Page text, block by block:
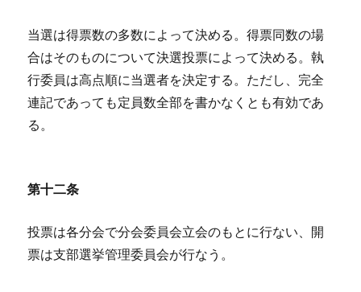
当選は得票数の多数によって決める。得票同数の場
合はそのものについて決選投票によって決める。執
行委員は高点順に当選者を決定する。ただし、完全
連記であっても定員数全部を書かなくとも有効であ
る。
第十二条
投票は各分会で分会委員会立会のもとに行ない、開
票は支部選挙管理委員会が行なう。